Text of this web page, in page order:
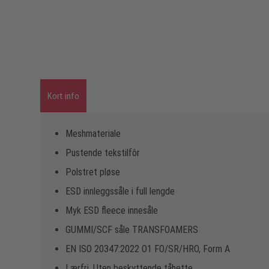
Kort info
Meshmateriale
Pustende tekstilfôr
Polstret pløse
ESD innleggssåle i full lengde
Myk ESD fleece innesåle
GUMMI/SCF såle TRANSFOAMERS
EN ISO 20347:2022 O1 FO/SR/HRO, Form A